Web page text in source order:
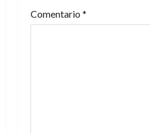
e
Comentario *